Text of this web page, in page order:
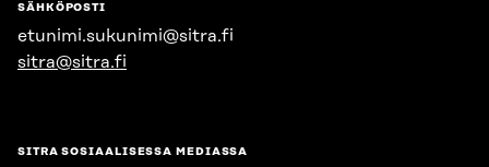
SÄHKÖPOSTI
etunimi.sukunimi@sitra.fi
sitra@sitra.fi
SITRA SOSIAALISESSA MEDIASSA